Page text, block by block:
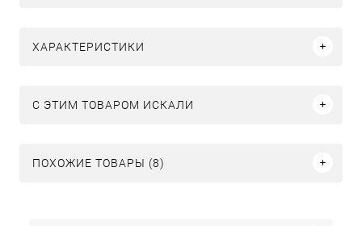
ХАРАКТЕРИСТИКИ
C ЭТИМ ТОВАРОМ ИСКАЛИ
ПОХОЖИЕ ТОВАРЫ (8)